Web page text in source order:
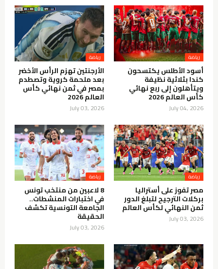
رياضة
أسود الأطلس يكتسحون
كندا بثلاثية نظيفة
ويتأهلون إلى ربع نهائي
كأس العالم 2026
July 04, 2026
رياضة
الأرجنتين تهزم الرأس الأخضر
بعد ملحمة كروية وتصطدم
بمصر في ثمن نهائي كأس
العالم 2026
July 03, 2026
رياضة
مصر تفوز على أستراليا
بركلات الترجيح لتبلغ الدور
ثمن النهائي لكأس العالم
July 03, 2026
رياضة
8 لاعبين من منتخب تونس
في اختبارات المنشطات..
الجامعة التونسية تكشف
الحقيقة
July 03, 2026